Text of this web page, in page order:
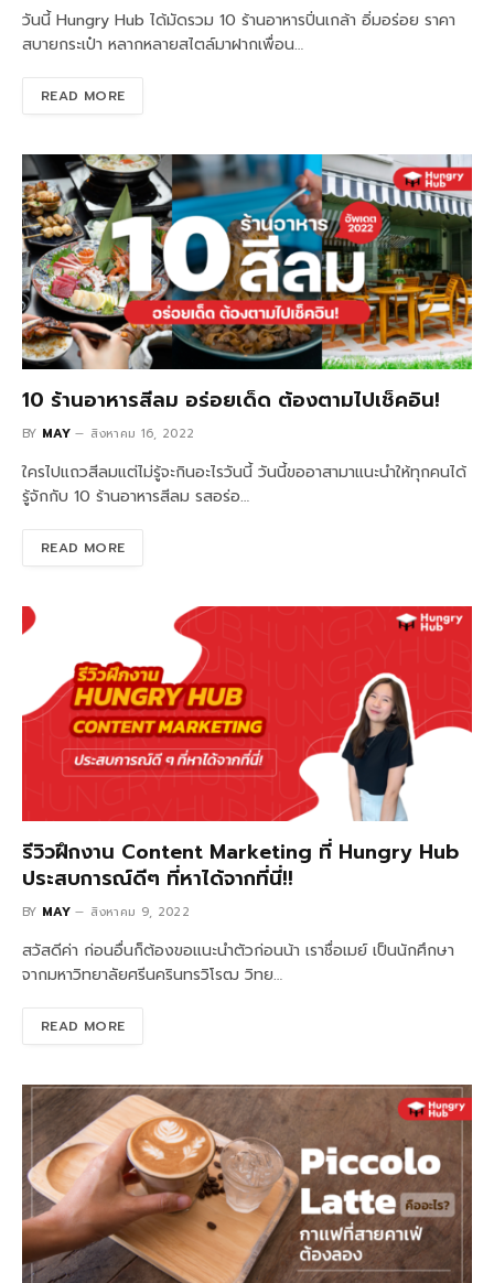
วันนี้ Hungry Hub ได้มัดรวม 10 ร้านอาหารปิ่นเกล้า อิ่มอร่อย ราคา
สบายกระเป๋า หลากหลายสไตล์มาฝากเพื่อน…
READ MORE
10 ร้านอาหารสีลม อร่อยเด็ด ต้องตามไปเช็คอิน!
BY MAY สิงหาคม 16, 2022
ใครไปแถวสีลมแต่ไม่รู้จะกินอะไรวันนี้ วันนี้ขออาสามาแนะนำให้ทุกคนได้
รู้จักกับ 10 ร้านอาหารสีลม รสอร่อ…
READ MORE
รีวิวฝึกงาน Content Marketing ที่ Hungry Hub
ประสบการณ์ดีๆ ที่หาได้จากที่นี่!!
BY MAY สิงหาคม 9, 2022
สวัสดีค่า ก่อนอื่นก็ต้องขอแนะนำตัวก่อนน้า เราชื่อเมย์ เป็นนักศึกษา
จากมหาวิทยาลัยศรีนครินทรวิโรฒ วิทย…
READ MORE